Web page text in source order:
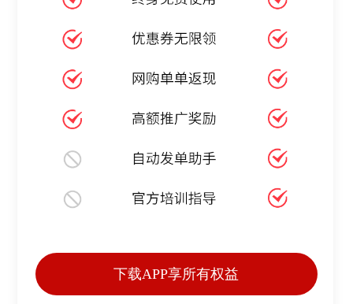
下载APP享所有权益